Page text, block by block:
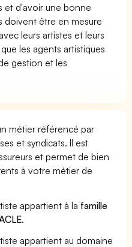
et d'avoir une bonne
doivent être en mesure
leurs artistes et leurs
les agents artistiques
gestion et les
métier référencé par
et syndicats. Il est
et permet de bien
à votre métier de
appartient à la famille
.
appartient au domaine